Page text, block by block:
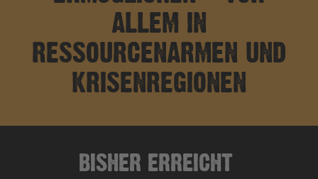
ALLEM IN
RESSOURCENARMEN UND
KRISENREGIONEN
BISHER ERREICHT